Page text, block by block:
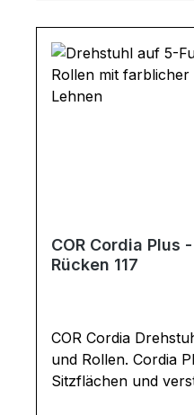
Armlehnenhöhe: 69
69 / H 101 / T 68
COR Cordia Plus
Rücken 117
COR Cordia
und Rollen. Cordia Plus bietet breitere
Sitzflächen und